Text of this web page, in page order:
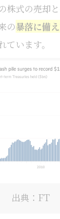
株式の売却
の暴落に備
ています。
出典：FT